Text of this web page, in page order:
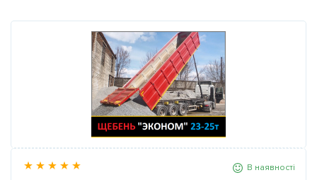
В наявності